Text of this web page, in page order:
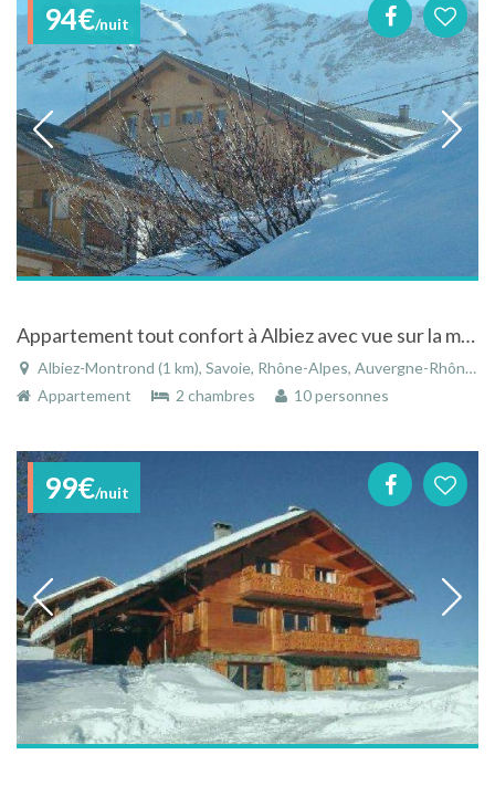
94€/nuit
Appartement tout confort à Albiez avec vue sur la montagne
Albiez-Montrond (1 km), Savoie, Rhône-Alpes, Auvergne-Rhône-Alpes, France
Appartement
2 chambres 10 personnes
99€/nuit